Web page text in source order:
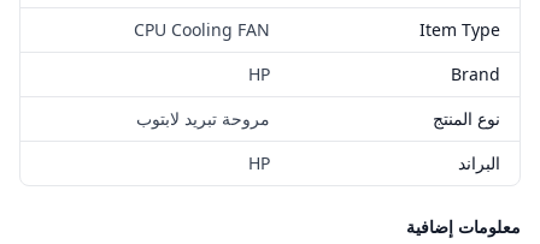
Item Type
CPU Cooling FAN
Brand
HP
نوع المنتج
مروحة تبريد لابتوب
البراند
HP
معلومات إضافية